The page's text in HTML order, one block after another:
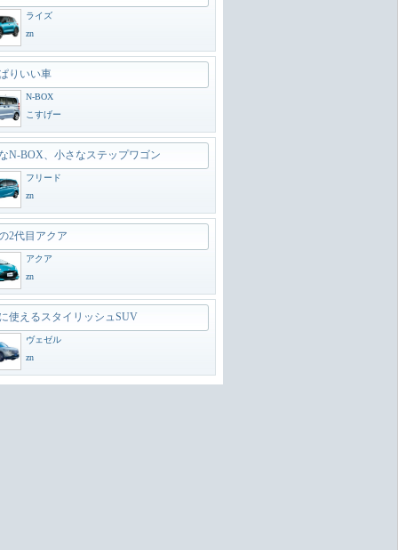
ライズ
zn
りいい車
N-BOX
こすげー
N-BOX、小さなステップワゴン
フリード
zn
2代目アクア
アクア
zn
使えるスタイリッシュSUV
ヴェゼル
zn